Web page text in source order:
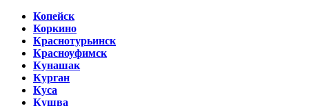
Копейск
Коркино
Краснотурьинск
Красноуфимск
Кунашак
Курган
Куса
Кушва